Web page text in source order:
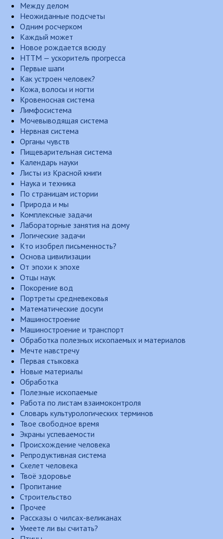
Между делом
Неожиданные подсчеты
Одним росчерком
Каждый может
Новое рождается всюду
НТТМ — ускоритель прогресса
Первые шаги
Как устроен человек?
Кожа, волосы и ногти
Кровеносная система
Лимфосистема
Мочевыводящая система
Нервная система
Органы чувств
Пищеварительная система
Календарь науки
Листы из Красной книги
Наука и техника
По страницам истории
Природа и мы
Комплексные задачи
Лабораторные занятия на дому
Логические задачи
Кто изобрел письменность?
Основа цивилизации
От эпохи к эпохе
Отцы наук
Покорение вод
Портреты средневековья
Математические досуги
Машиностроение
Машиностроение и транспорт
Обработка полезных ископаемых и материалов
Мечте навстречу
Первая стыковка
Новые материалы
Обработка
Полезные ископаемые
Работа по листам взаимоконтроля
Словарь культурологических терминов
Твое свободное время
Экраны успеваемости
Происхождение человека
Репродуктивная система
Скелет человека
Твоё здоровье
Пропитание
Строительство
Прочее
Рассказы о чилсах-великанах
Умеете ли вы считать?